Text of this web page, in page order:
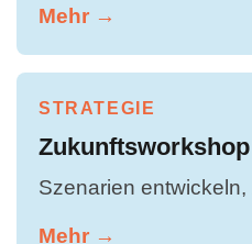
Mehr →
STRATEGIE
Zukunftsworkshop
Szenarien
Mehr →